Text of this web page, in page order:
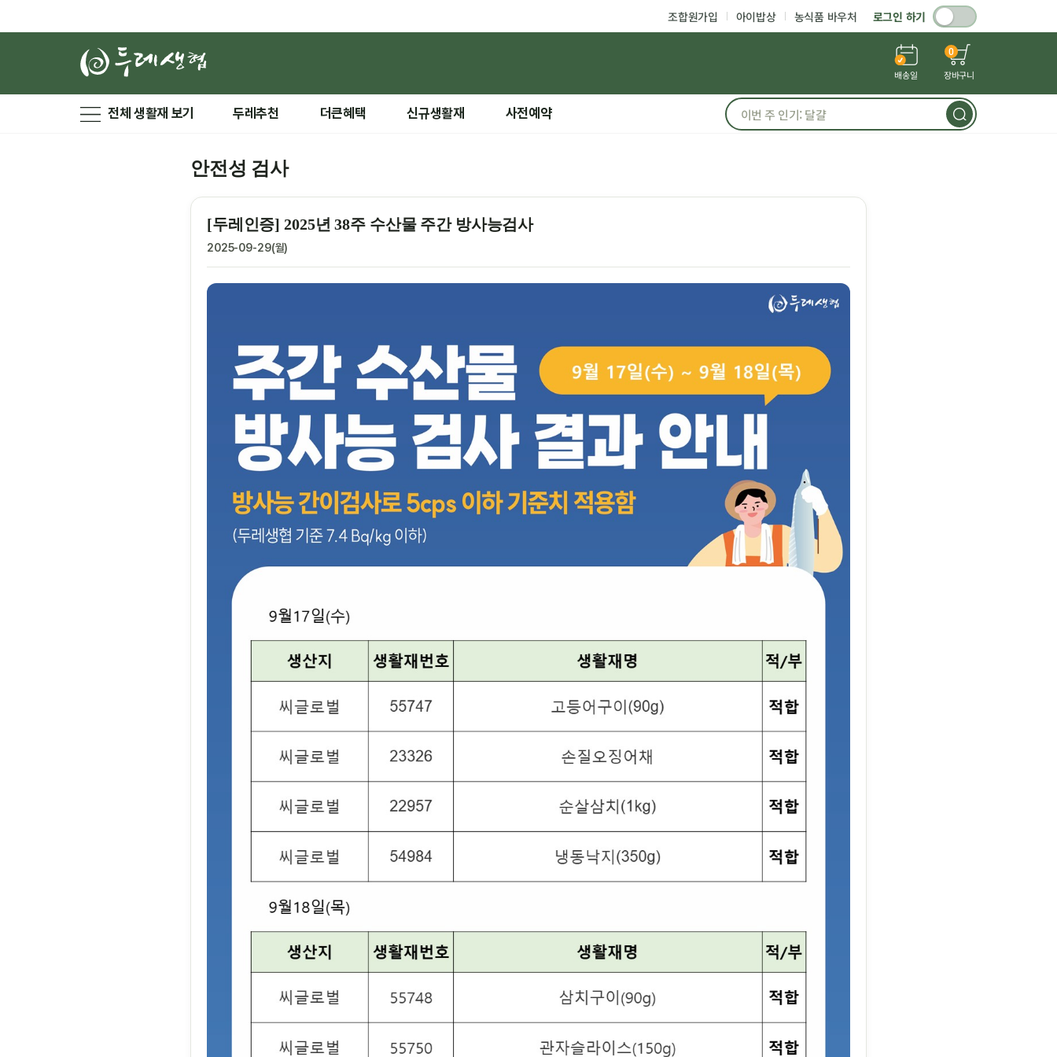
조합원가입 아이밥상 농식품 바우처 로그인 하기
배송일
0
장바구니
전체 생활재 보기 두레추천 더큰혜택 신규생활재 사전예약
안전성 검사
[두레인증] 2025년 38주 수산물 주간 방사능검사
2025-09-29(월)